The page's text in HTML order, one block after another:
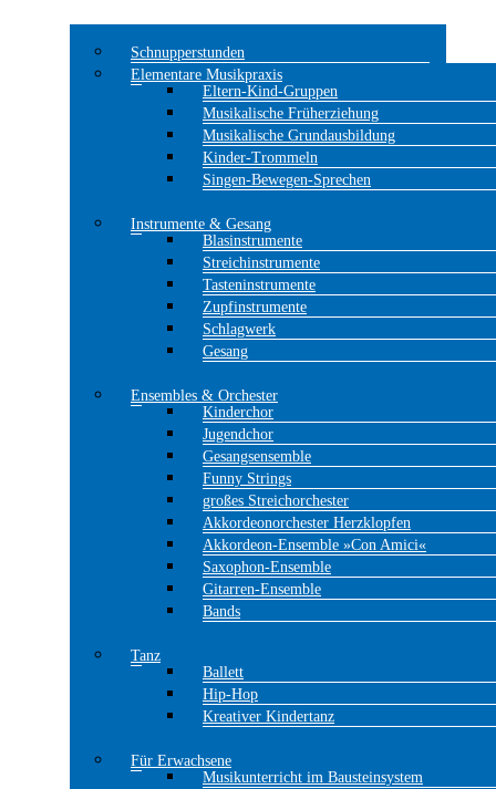
Schnupperstunden
Elementare Musikpraxis
Eltern-Kind-Gruppen
Musikalische Früherziehung
Musikalische Grundausbildung
Kinder-Trommeln
Singen-Bewegen-Sprechen
Instrumente & Gesang
Blasinstrumente
Streichinstrumente
Tasteninstrumente
Zupfinstrumente
Schlagwerk
Gesang
Ensembles & Orchester
Kinderchor
Jugendchor
Gesangsensemble
Funny Strings
großes Streichorchester
Akkordeonorchester Herzklopfen
Akkordeon-Ensemble »Con Amici«
Saxophon-Ensemble
Gitarren-Ensemble
Bands
Tanz
Ballett
Hip-Hop
Kreativer Kindertanz
Für Erwachsene
Musikunterricht im Bausteinsystem